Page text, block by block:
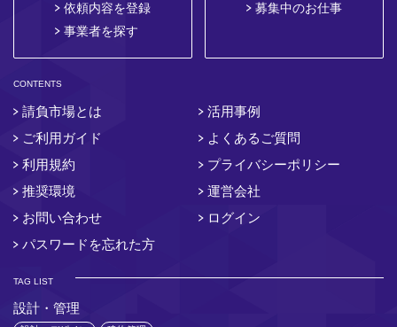
依頼内容を登録
事業者を探す
募集中のお仕事
CONTENTS
請負市場とは
活用事例
ご利用ガイド
よくあるご質問
利用規約
プライバシーポリシー
推奨環境
運営会社
お問い合わせ
ログイン
パスワードを忘れた方
TAG LIST
設計・管理